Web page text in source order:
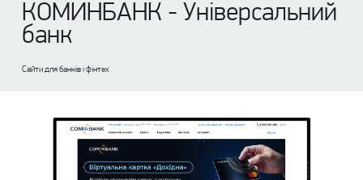
КОМИНБАНК - Універсальний
банк
Сайти для банків і фінтех